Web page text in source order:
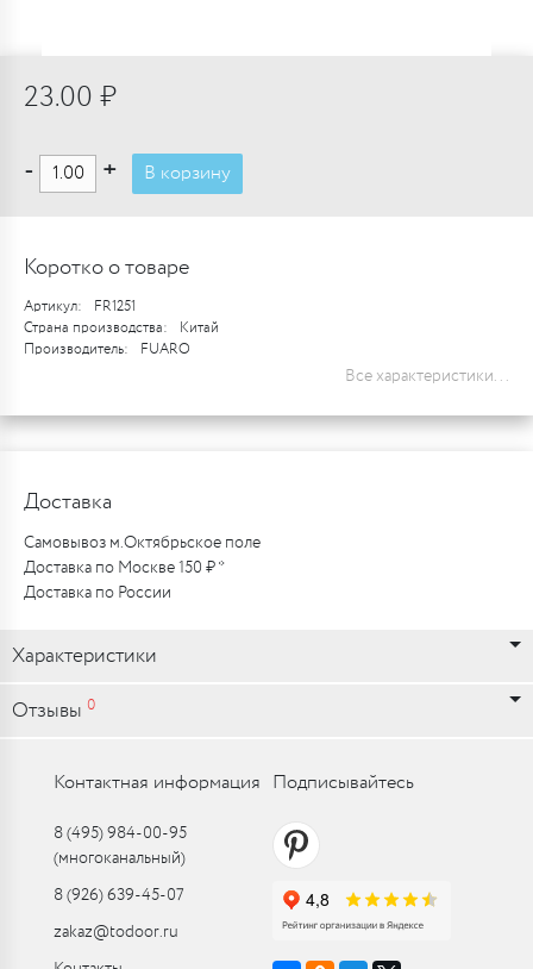
23.00 ₽
- + В корзину
Коротко о товаре
Артикул:
FR1251
Страна производства:
Китай
Производитель:
FUARO
Все характеристики...
Доставка
Самовывоз м.Октябрьское поле
Доставка по Москве 150 ₽ *
Доставка по России
Характеристики
Отзывы 0
Контактная информация
8 (495) 984-00-95
(многоканальный)
8 (926) 639-45-07
zakaz@todoor.ru
Подписывайтесь